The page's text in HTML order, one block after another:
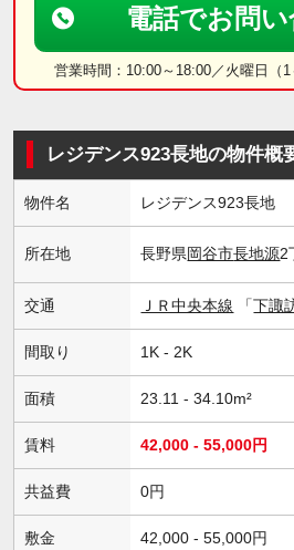
電話でお問
営業時間：10:00～18:00／火曜日（1
レジデンス923長地の物件概
物件名 レジデンス923長地
所在地 長野県岡谷市長地源2
交通 ＪＲ中央本線 「下諏
間取り 1K - 2K
面積 23.11 - 34.10m²
賃料 42,000 - 55,000円
共益費 0円
敷金 42,000 - 55,000円